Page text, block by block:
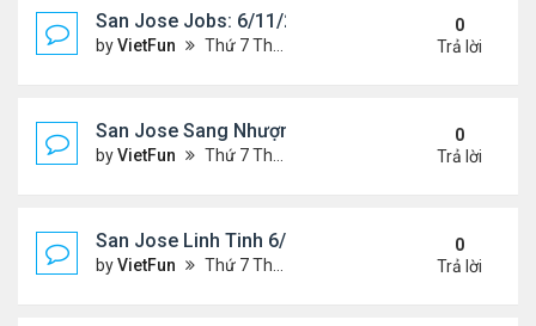
San Jose Jobs: 6/11/21- 6/18/2021
byVietFun Thứ 7 Tháng 6 12, 2021 10:28 am
0
Trả lời
San Jose Sang Nhượng 6/11/21-6/18/21
byVietFun Thứ 7 Tháng 6 12, 2021 10:25 am
0
Trả lời
San Jose Linh Tinh 6/11/21 - 6/18/21
byVietFun Thứ 7 Tháng 6 12, 2021 10:24 am
0
Trả lời